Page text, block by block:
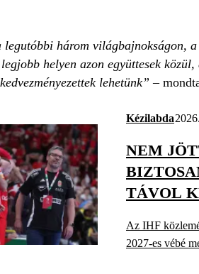
legutóbbi három
helyen azon együttesek
lehetünk” –
Kézilabda
NEM
TÁVOL
Az IHF
2027-es vébé